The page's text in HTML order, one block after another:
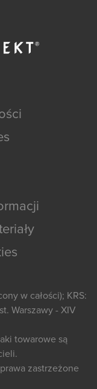
w całości); KRS:
Warszawy - XIV
towarowe są
zastrzeżone